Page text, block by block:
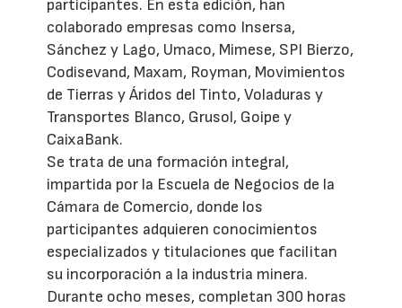
participantes. En esta edición, han
colaborado empresas como Insersa,
Sánchez y Lago, Umaco, Mimese, SPI Bierzo,
Codisevand, Maxam, Royman, Movimientos
de Tierras y Áridos del Tinto, Voladuras y
Transportes Blanco, Grusol, Goipe y
CaixaBank.
Se trata de una formación integral,
impartida por la Escuela de Negocios de la
Cámara de Comercio, donde los
participantes adquieren conocimientos
especializados y titulaciones que facilitan
su incorporación a la industria minera.
Durante ocho meses, completan 300 horas